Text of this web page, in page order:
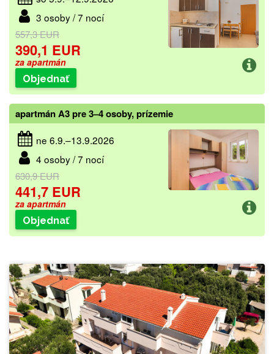
3 osoby / 7 nocí
557,3 EUR
390,1 EUR
za apartmán
Objednať
apartmán A3 pre 3–4 osoby, prízemie
ne 6.9.–13.9.2026
4 osoby / 7 nocí
630,9 EUR
441,7 EUR
za apartmán
Objednať